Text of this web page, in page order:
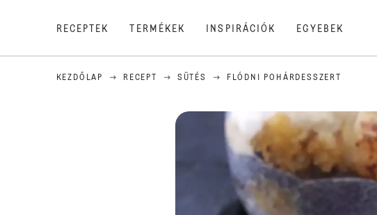
RECEPTEK TERMÉKEK INSPIRÁCIÓK EGYEBEK
KEZDŐLAP RECEPT SÜTÉS FLÓDNI POHÁRDESSZERT